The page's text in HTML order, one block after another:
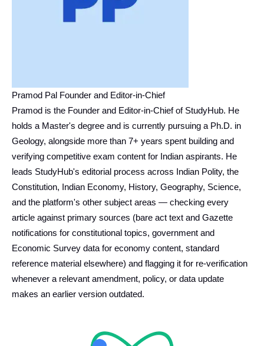
Pramod Pal Founder and Editor-in-Chief
Pramod is the Founder and Editor-in-Chief of StudyHub. He
holds a Master's degree and is currently pursuing a Ph.D. in
Geology, alongside more than 7+ years spent building and
verifying competitive exam content for Indian aspirants. He
leads StudyHub's editorial process across Indian Polity, the
Constitution, Indian Economy, History, Geography, Science,
and the platform's other subject areas — checking every
article against primary sources (bare act text and Gazette
notifications for constitutional topics, government and
Economic Survey data for economy content, standard
reference material elsewhere) and flagging it for re-verification
whenever a relevant amendment, policy, or data update
makes an earlier version outdated.